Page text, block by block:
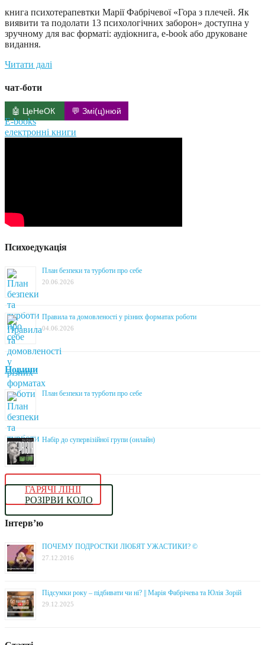
книга психотерапевтки Марії Фабрічевої «Гора з плечей. Як
виявити та подолати 13 психологічних заборон» доступна у
зручному для вас форматі: аудіокнига, e-book або друковане
видання.
Читати далі
чат-боти
🤖 ЦеНеОК 💬 Змі(ц)нюй
E-books
електронні книги
Психоедукація
План безпеки та турботи про себе
20.06.2026
Правила та домовленості у різних форматах роботи
04.06.2026
Новини
План безпеки та турботи про себе
Набір до супервізійної групи (онлайн)
ГАРЯЧІ ЛІНІЇ
РОЗІРВИ КОЛО
Інтерв’ю
ПОЧЕМУ ПОДРОСТКИ ЛЮБЯТ УЖАСТИКИ? ©
27.12.2016
Підсумки року – підбивати чи ні? || Марія Фабрічева та Юлія Зорій
29.12.2025